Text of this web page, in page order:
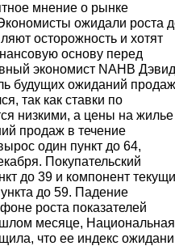
мнение о рынке
ожидали роста
осторожность и хотят
основу перед
экономист NAHB Дэвид
будущих ожиданий продаж
так как ставки по
низкими, а цены на жилье
продаж в течение
один пункт до 64,
Покупательский
до 39 и компонент
до 59. Падение
роста показателей
месяце, Национальная
что ее индекс